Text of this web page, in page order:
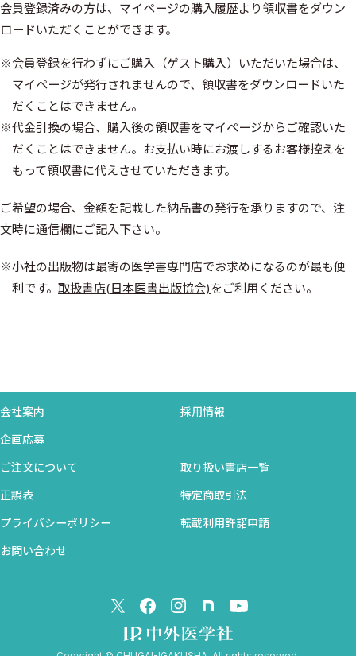
会員登録済みの方は、マイページの購入履歴より領収書をダウン
ロードいただくことができます。
※会員登録を行わずにご購入（ゲスト購入）いただいた場合は、
マイページが発行されませんので、領収書をダウンロードいた
だくことはできません。
※代金引換の場合、購入後の領収書をマイページからご確認いた
だくことはできません。お支払い時にお渡しするお客様控えを
もって領収書に代えさせていただきます。
ご希望の場合、金額を記載した納品書の発行を承りますので、注
文時に通信欄にご記入下さい。
※小社の出版物は最寄の医学書専門店でお求めになるのが最も便
利です。取扱書店(日本医書出版協会)をご利用ください。
会社案内 採用情報
企画応募
ご注文について 取り扱い書店一覧
正誤表 特定商取引法
プライバシーポリシー 転載利用許諾申請
お問い合わせ